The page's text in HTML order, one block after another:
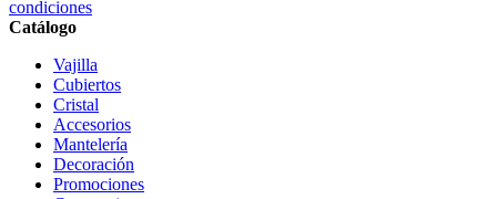
condiciones
Catálogo
Vajilla
Cubiertos
Cristal
Accesorios
Mantelería
Decoración
Promociones